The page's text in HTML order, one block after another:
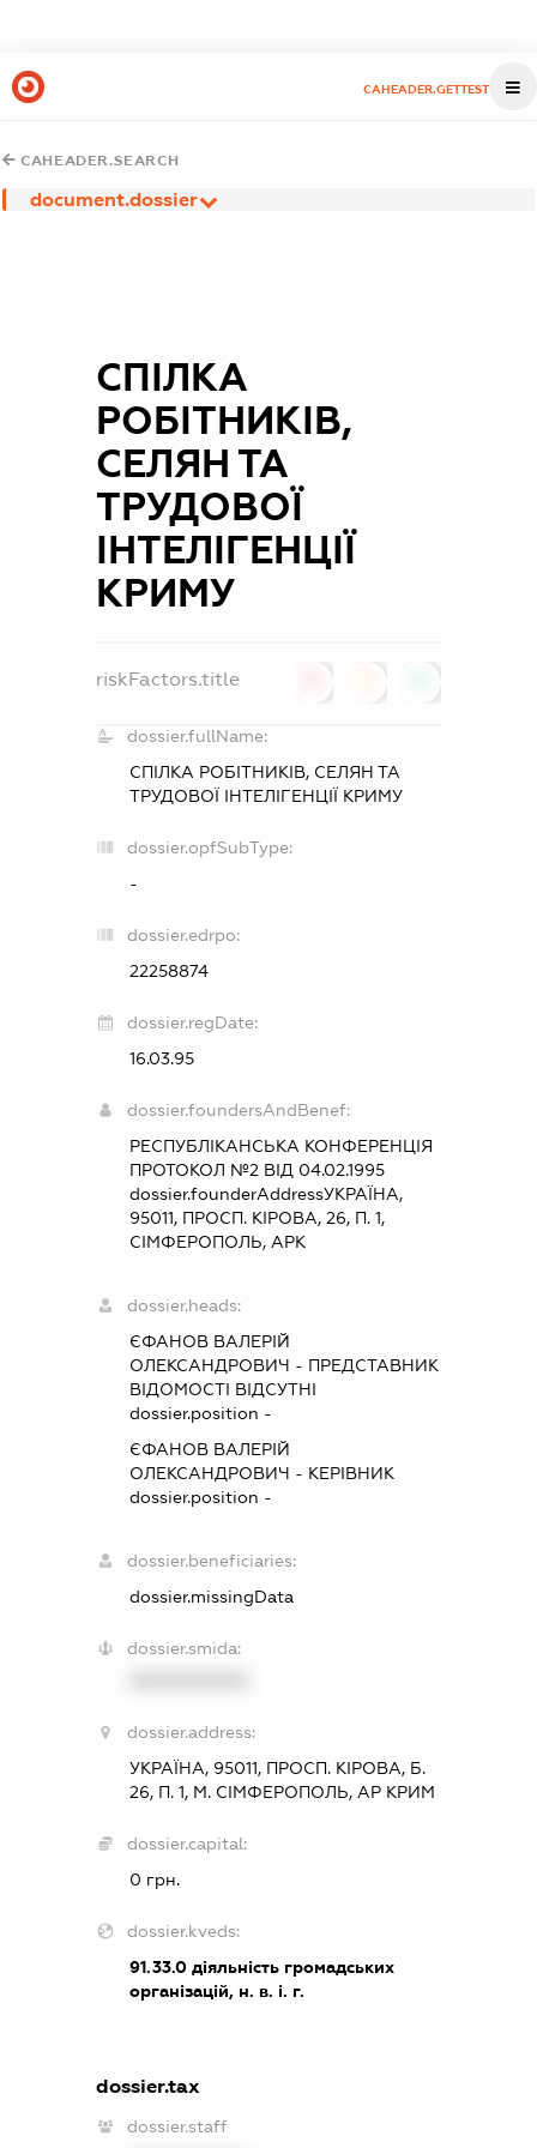
CAHEADER.GETTEST
CAHEADER.SEARCH
document.dossier
СПІЛКА
РОБІТНИКІВ,
СЕЛЯН ТА
ТРУДОВОЇ
ІНТЕЛІГЕНЦІЇ
КРИМУ
riskFactors.title
dossier.fullName:
СПІЛКА РОБІТНИКІВ, СЕЛЯН ТА
ТРУДОВОЇ ІНТЕЛІГЕНЦІЇ КРИМУ
dossier.opfSubType:
-
dossier.edrpo:
22258874
dossier.regDate:
16.03.95
dossier.foundersAndBenef:
РЕСПУБЛІКАНСЬКА КОНФЕРЕНЦІЯ
ПРОТОКОЛ №2 ВІД 04.02.1995
dossier.founderAddressУКРАЇНА,
95011, ПРОСП. КІРОВА, 26, П. 1,
СІМФЕРОПОЛЬ, АРК
dossier.heads:
ЄФАНОВ ВАЛЕРІЙ
ОЛЕКСАНДРОВИЧ - ПРЕДСТАВНИК
ВІДОМОСТІ ВІДСУТНІ
dossier.position -
ЄФАНОВ ВАЛЕРІЙ
ОЛЕКСАНДРОВИЧ - КЕРІВНИК
dossier.position -
dossier.beneficiaries:
dossier.missingData
dossier.smida:
dossier.address:
УКРАЇНА, 95011, ПРОСП. КІРОВА, Б.
26, П. 1, М. СІМФЕРОПОЛЬ, АР КРИМ
dossier.capital:
0 грн.
dossier.kveds:
91.33.0діяльність громадських
організацій, н. в. і. г.
dossier.tax
dossier.staff